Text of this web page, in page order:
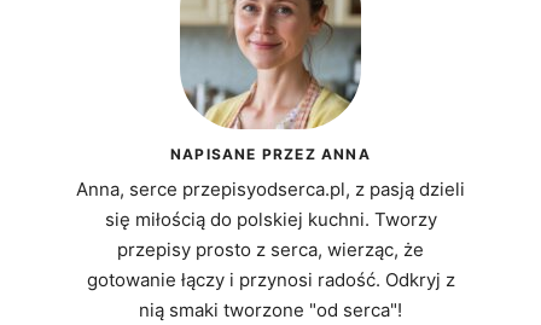
NAPISANE PRZEZ ANNA
Anna, serce przepisyodserca.pl, z pasją dzieli
się miłością do polskiej kuchni. Tworzy
przepisy prosto z serca, wierząc, że
gotowanie łączy i przynosi radość. Odkryj z
nią smaki tworzone "od serca"!